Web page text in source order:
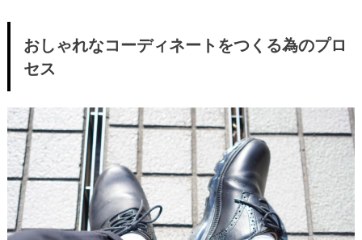
おしゃれなコーディネートをつくる為のプロ
セス